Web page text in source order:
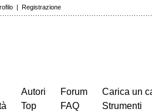
| Registrazione
Autori
Top
Forum
FAQ
Carica un
Strumenti